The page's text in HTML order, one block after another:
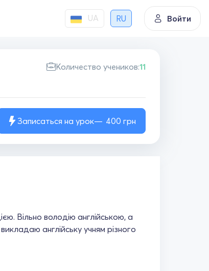
UA RU Войти
Количество учеников:11
Записаться на урок 400 грн
Вільно володію англійською, а
англійську учням різного